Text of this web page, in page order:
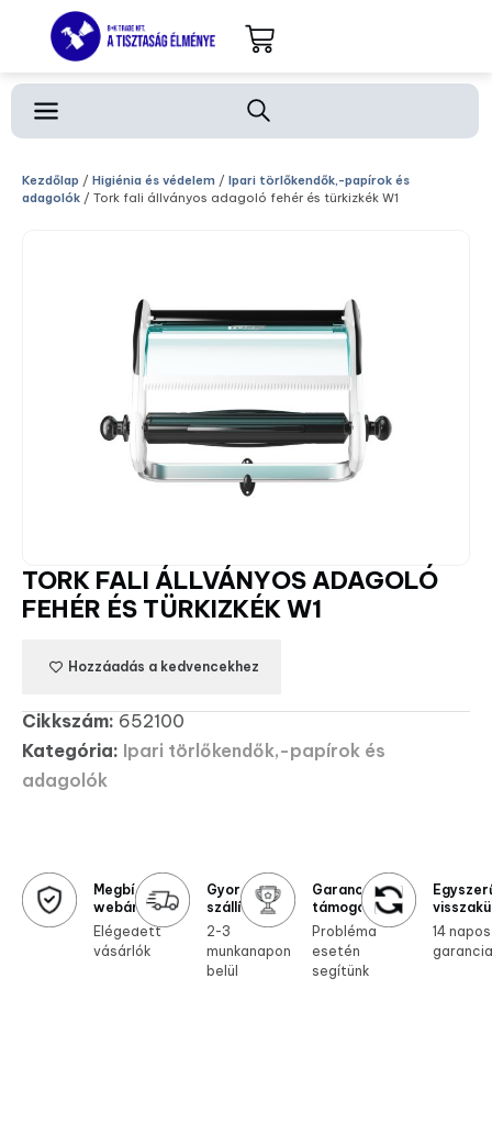
Kezdőlap / Higiénia és védelem / Ipari törlőkendők,-papírok és
adagolók / Tork fali állványos adagoló fehér és türkizkék W1
TORK FALI ÁLLVÁNYOS ADAGOLÓ
FEHÉR ÉS TÜRKIZKÉK W1
Hozzáadás a kedvencekhez
Cikkszám: 652100
Kategória: Ipari törlőkendők,-papírok és
adagolók
Megbízható
webáruház
Elégedett
vásárlók
Gyors
szállítás
2-3
munkanapon
belül
Garanciális
támogatás
Probléma
esetén
segítünk
14 napos
garancia